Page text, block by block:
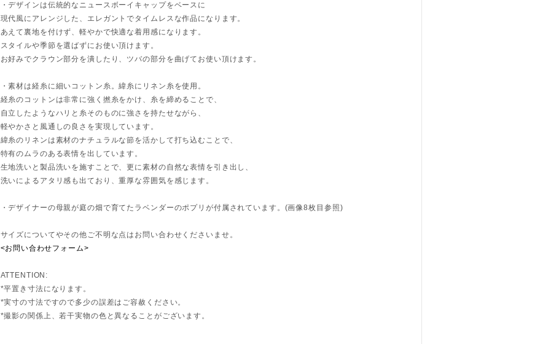
・デザインは伝統的なニュースボーイキャップをベースに
現代風にアレンジした、エレガントでタイムレスな作品になります。
あえて裏地を付けず、軽やかで快適な着用感になります。
スタイルや季節を選ばずにお使い頂けます。
お好みでクラウン部分を潰したり、ツバの部分を曲げてお使い頂けます。
・素材は経糸に細いコットン糸。緯糸にリネン糸を使用。
経糸のコットンは非常に強く撚糸をかけ、糸を締めることで、
自立したようなハリと糸そのものに強さを持たせながら、
軽やかさと風通しの良さを実現しています。
緯糸のリネンは素材のナチュラルな節を活かして打ち込むことで、
特有のムラのある表情を出しています。
生地洗いと製品洗いを施すことで、更に素材の自然な表情を引き出し、
洗いによるアタリ感も出ており、重厚な雰囲気を感じます。
・デザイナーの母親が庭の畑で育てたラベンダーのポプリが付属されています。(画像8枚目参照)
サイズについてやその他ご不明な点はお問い合わせくださいませ。
<お問い合わせフォーム>
ATTENTION:
*平置き寸法になります。
*実寸の寸法ですので多少の誤差はご容赦ください。
*撮影の関係上、若干実物の色と異なることがございます。